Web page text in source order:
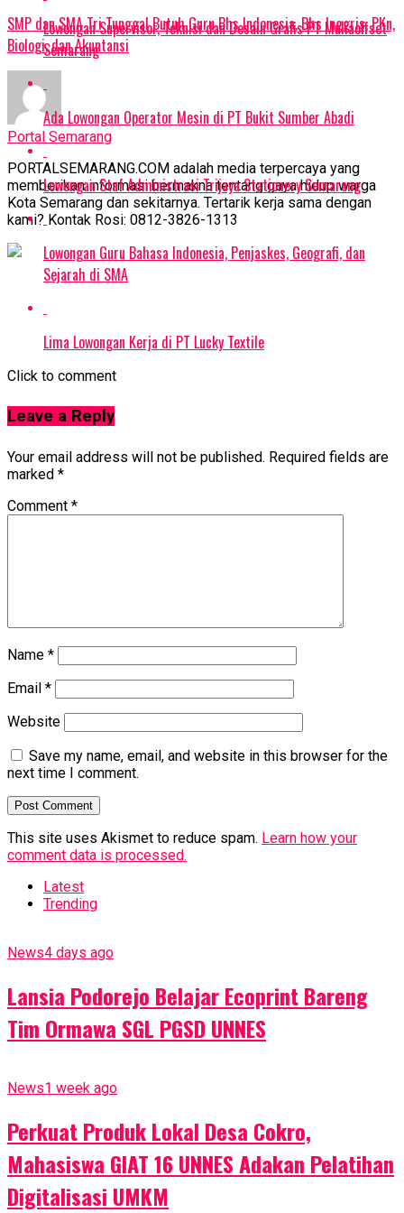
SMP dan SMA Tri Tunggal Butuh Guru Bhs Indonesia, Bhs Inggris, PKn,
Biologi, dan Akuntansi
Portal Semarang
PORTALSEMARANG.COM adalah media terpercaya yang
memberikan informasi bermakna tentang gaya hidup warga
Kota Semarang dan sekitarnya. Tertarik kerja sama dengan
kami? Kontak Rosi: 0812-3826-1313
Lowongan Supervisor, Teknisi dan Desain Grafis PT Muliaoffset
Semarang
Ada Lowongan Operator Mesin di PT Bukit Sumber Abadi
Lowongan Staf Administrasi Trijaya Stationery Semarang
Lowongan Guru Bahasa Indonesia, Penjaskes, Geografi, dan
Sejarah di SMA
Lima Lowongan Kerja di PT Lucky Textile
Click to comment
Leave a Reply
Your email address will not be published. Required fields are
marked *
Comment *
Name *
Email *
Website
Save my name, email, and website in this browser for the
next time I comment.
This site uses Akismet to reduce spam. Learn how your
comment data is processed.
Latest
Trending
News4 days ago
Lansia Podorejo Belajar Ecoprint Bareng
Tim Ormawa SGL PGSD UNNES
News1 week ago
Perkuat Produk Lokal Desa Cokro,
Mahasiswa GIAT 16 UNNES Adakan Pelatihan
Digitalisasi UMKM